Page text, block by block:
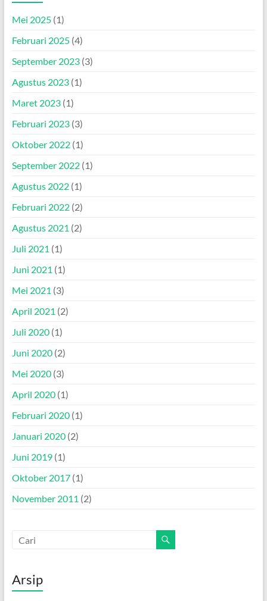
Mei 2025(1)
Februari 2025(4)
September 2023(3)
Agustus 2023(1)
Maret 2023(1)
Februari 2023(3)
Oktober 2022(1)
September 2022(1)
Agustus 2022(1)
Februari 2022(2)
Agustus 2021 (2)
Juli 2021 (1)
Juni 2021 (1)
Mei 2021 (3)
April 2021 (2)
Juli 2020(1)
Juni 2020(2)
Mei 2020(3)
April 2020(1)
Februari 2020(1)
Januari 2020(2)
Juni 2019(1)
Oktober 2017(1)
November 2011 (2)
Arsip